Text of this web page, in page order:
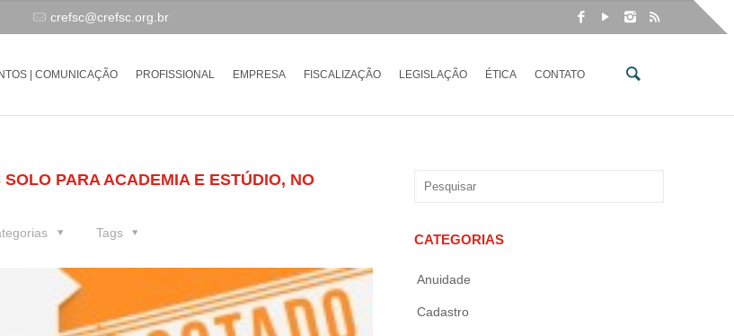
crefsc@crefsc.org.br
| COMUNICAÇÃO PROFISSIONAL EMPRESA FISCALIZAÇÃO LEGISLAÇÃO ÉTICA CONTATO
PARA ACADEMIA E ESTÚDIO, NO
Tags CATEGORIAS
Anuidade
Cadastro